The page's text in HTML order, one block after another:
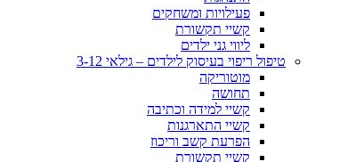
פעילויות ומשחקים
קשיי תקשורת
ליווי גני ילדים
טיפול ריפוי בעיסוק לילדים – גילאי 3-12
מוטוריקה
תחושה
קשיי למידה וכתיבה
קשיי התארגנות
הפרעת קשב וריכוז
קשיי תקשורת